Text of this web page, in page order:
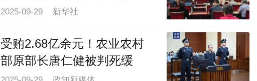
2025-09-29 新华社
受贿2.68亿余元！农业农村
部原部长唐仁健被判死缓